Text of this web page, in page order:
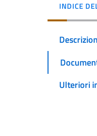
INDICE
Ulteriori